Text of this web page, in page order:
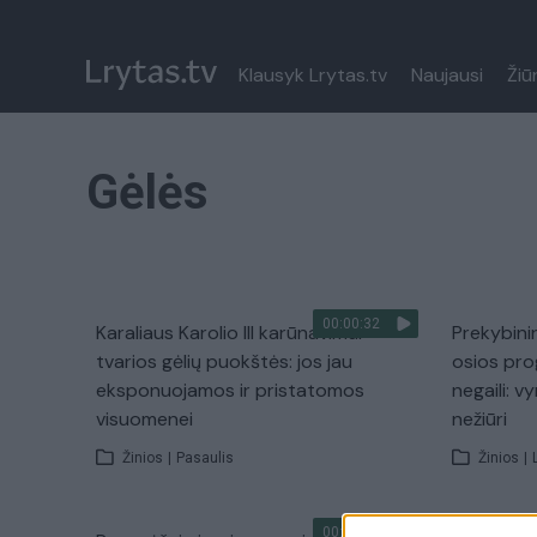
Klausyk Lrytas.tv Naujausi
Gėlės
00:00:32
Karaliaus Karolio III karūnavimui –
tvarios gėlių puokštės: jos jau
eksponuojamos ir pristatomos
visuomenei
Žinios Pasaulis
osios
negaili:
nežiūri
Žinios
00:02:37